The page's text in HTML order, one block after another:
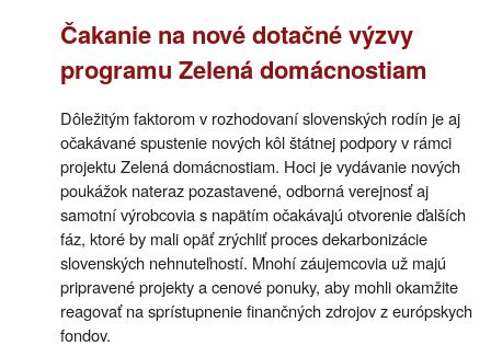
Čakanie na nové dotačné výzvy
programu Zelená domácnostiam
Dôležitým faktorom v rozhodovaní slovenských rodín je aj
očakávané spustenie nových kôl štátnej podpory v rámci
projektu Zelená domácnostiam. Hoci je vydávanie nových
poukážok nateraz pozastavené, odborná verejnosť aj
samotní výrobcovia s napätím očakávajú otvorenie ďalších
fáz, ktoré by mali opäť zrýchliť proces dekarbonizácie
slovenských nehnuteľností. Mnohí záujemcovia už majú
pripravené projekty a cenové ponuky, aby mohli okamžite
reagovať na sprístupnenie finančných zdrojov z európskych
fondov.